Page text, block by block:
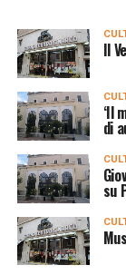
Il
‘Il
di
su